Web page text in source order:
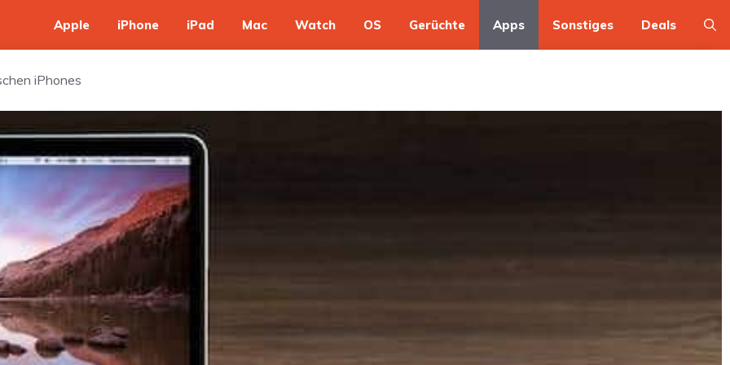
Apple iPhone iPad Mac Watch OS Gerüchte Apps Sonstiges Deals
iPhones